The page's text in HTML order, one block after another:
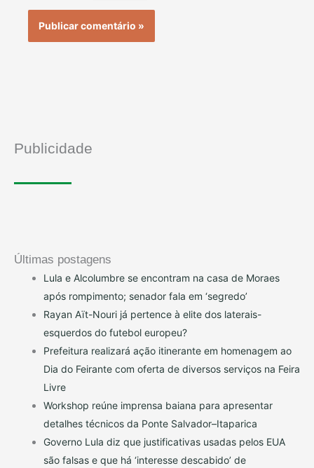
Publicidade
Últimas postagens
Lula e Alcolumbre se encontram na casa de Moraes
após rompimento; senador fala em ‘segredo’
Rayan Aït-Nouri já pertence à elite dos laterais-
esquerdos do futebol europeu?
Prefeitura realizará ação itinerante em homenagem ao
Dia do Feirante com oferta de diversos serviços na Feira
Livre
Workshop reúne imprensa baiana para apresentar
detalhes técnicos da Ponte Salvador–Itaparica
Governo Lula diz que justificativas usadas pelos EUA
são falsas e que há ‘interesse descabido’ de